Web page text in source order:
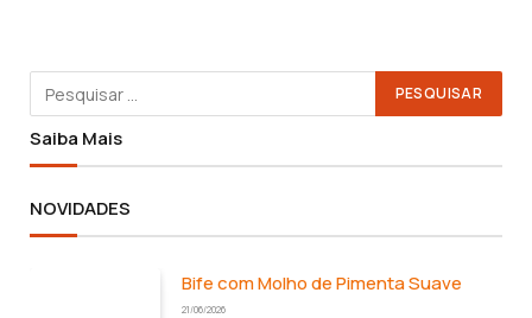
Saiba Mais
NOVIDADES
Bife com Molho de Pimenta Suave
21/06/2026